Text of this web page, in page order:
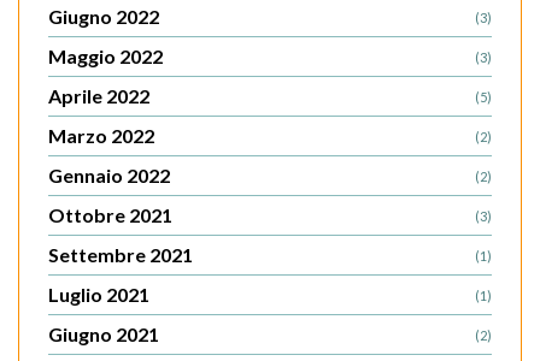
Giugno 2022 (3)
Maggio 2022 (3)
Aprile 2022 (5)
Marzo 2022 (2)
Gennaio 2022 (2)
Ottobre 2021 (3)
Settembre 2021 (1)
Luglio 2021 (1)
Giugno 2021 (2)